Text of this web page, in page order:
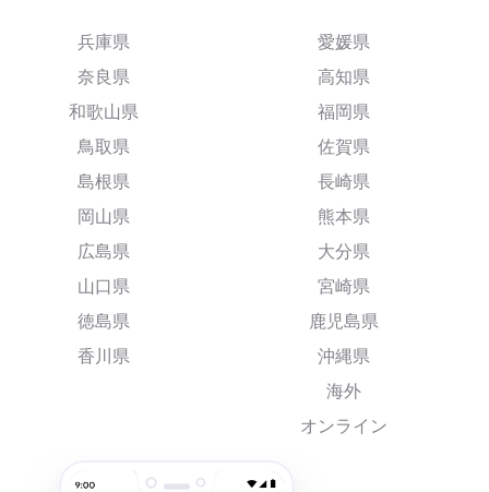
兵庫県
奈良県
和歌山県
鳥取県
島根県
岡山県
広島県
山口県
徳島県
香川県
愛媛県
高知県
福岡県
佐賀県
長崎県
熊本県
大分県
宮崎県
鹿児島県
沖縄県
海外
オンライン